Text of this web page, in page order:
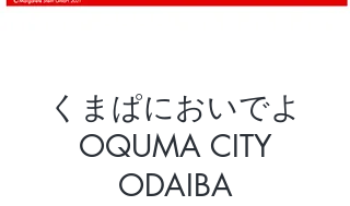
くまぱにおいでよ
OQUMA CITY
ODAIBA